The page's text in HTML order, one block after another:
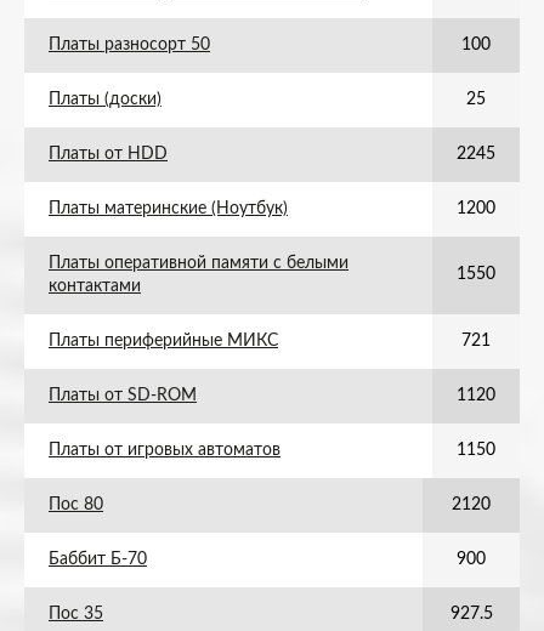
Платы разносорт 50 100
Платы (доски) 25
Платы от HDD 2245
Платы материнские (Ноутбук) 1200
Платы оперативной памяти с белыми
контактами
1550
Платы периферийные МИКС 721
Платы от SD-ROM 1120
Платы от игровых автоматов 1150
Пос 80 2120
Баббит Б-70 900
Пос 35 927.5